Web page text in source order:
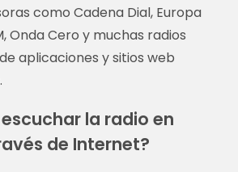
como Cadena Dial, Europa
Onda Cero y muchas radios
aplicaciones y sitios web
la radio en
de Internet?